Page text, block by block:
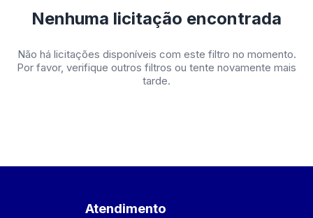
Nenhuma licitação encontrada
Não há licitações disponíveis com este filtro no momento.
Por favor, verifique outros filtros ou tente novamente mais
tarde.
Atendimento